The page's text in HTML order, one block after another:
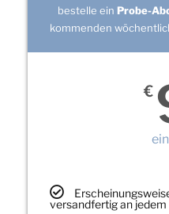
bestelle ein Probe-
kommenden
€
versandfertig an